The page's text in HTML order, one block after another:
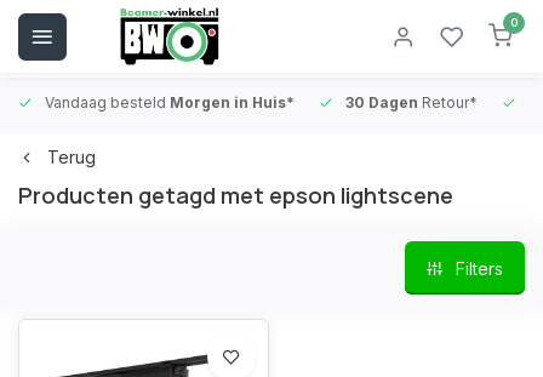
0
Vandaag besteld Morgen in Huis* 30 Dagen Retour*
Terug
Producten getagd met epson lightscene
Filters